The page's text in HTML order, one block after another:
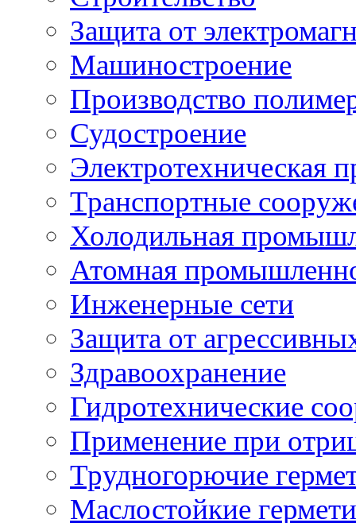
Защита от
Машиностроение
Производство
Судостроение
Электротехническая
Транспортные
Холодильная
Атомная
Инженерные сети
Защита от
Здравоохранение
Гидротехнические
Применение при
Трудногорючие
Маслостойкие